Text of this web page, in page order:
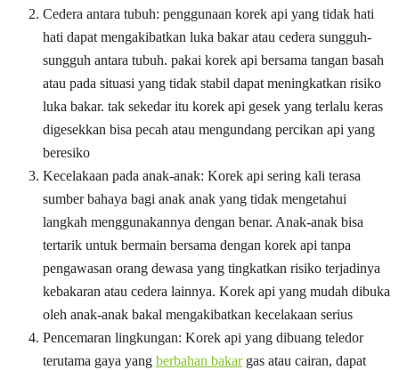
Cedera antara tubuh: penggunaan korek api yang tidak hati
hati dapat mengakibatkan luka bakar atau cedera sungguh-
sungguh antara tubuh. pakai korek api bersama tangan basah
atau pada situasi yang tidak stabil dapat meningkatkan risiko
luka bakar. tak sekedar itu korek api gesek yang terlalu keras
digesekkan bisa pecah atau mengundang percikan api yang
beresiko
Kecelakaan pada anak-anak: Korek api sering kali terasa
sumber bahaya bagi anak anak yang tidak mengetahui
langkah menggunakannya dengan benar. Anak-anak bisa
tertarik untuk bermain bersama dengan korek api tanpa
pengawasan orang dewasa yang tingkatkan risiko terjadinya
kebakaran atau cedera lainnya. Korek api yang mudah dibuka
oleh anak-anak bakal mengakibatkan kecelakaan serius
Pencemaran lingkungan: Korek api yang dibuang teledor
terutama gaya yang berbahan bakargas atau cairan, dapat